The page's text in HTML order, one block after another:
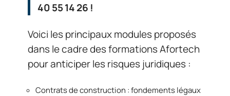
40 55 14 26 !
Voici les principaux modules proposés
dans le cadre des formations Afortech
pour anticiper les risques juridiques :
Contrats de construction : fondements légaux